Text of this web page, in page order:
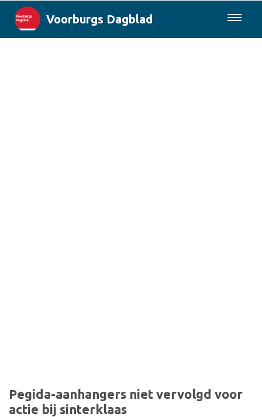
Voorburgs Dagblad
Pegida-aanhangers niet vervolgd voor
actie bij sinterklaas